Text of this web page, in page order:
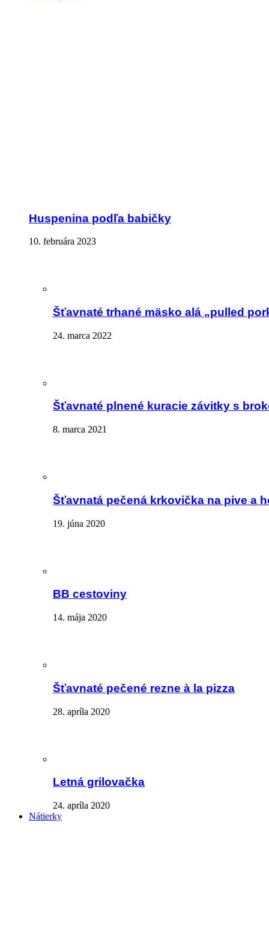
Huspenina podľa babičky
10. februára 2023
Šťavnaté trhané mäsko alá „pulled
24. marca 2022
Šťavnaté plnené kuracie závitky s
8. marca 2021
Šťavnatá pečená krkovička na pive a
19. júna 2020
BB cestoviny
14. mája 2020
Šťavnaté pečené rezne à la pizza
28. apríla 2020
Letná grilovačka
24. apríla 2020
Nátierky